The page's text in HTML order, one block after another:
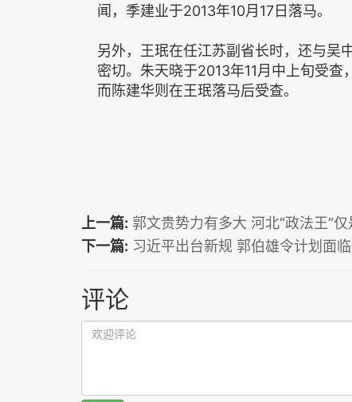
闻，季建业于2013年10月17日落马。
另外，王珉在任江苏副省长时，还与吴
密切。朱天晓于2013年11月中上旬受查
而陈建华则在王珉落马后受查。
上一篇: 郭文贵势力有多大 河北“政法王”
下一篇: 习近平出台新规 郭伯雄令计划面临
评论